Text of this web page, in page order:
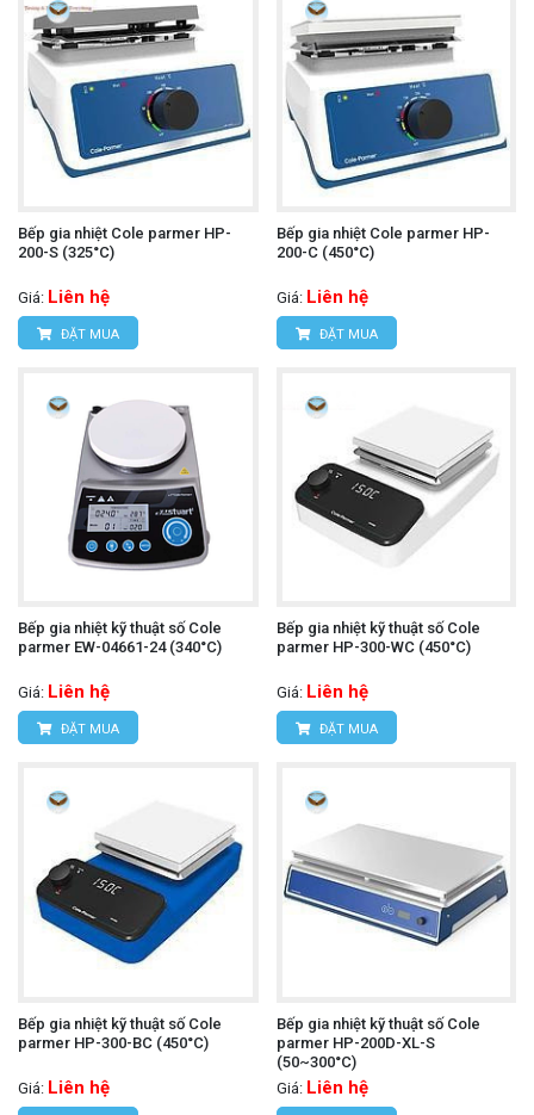
Bếp gia nhiệt Cole parmer HP-
200-S (325°C)
Giá: Liên hệ
ĐẶT MUA
Bếp gia nhiệt Cole parmer HP-
200-C (450°C)
Giá: Liên hệ
ĐẶT MUA
Bếp gia nhiệt kỹ thuật số Cole
parmer EW-04661-24 (340°C)
Giá: Liên hệ
ĐẶT MUA
Bếp gia nhiệt kỹ thuật số Cole
parmer HP-300-WC (450°C)
Giá: Liên hệ
ĐẶT MUA
Bếp gia nhiệt kỹ thuật số Cole
parmer HP-300-BC (450°C)
Giá: Liên hệ
Bếp gia nhiệt kỹ thuật số Cole
parmer HP-200D-XL-S
(50~300°C)
Giá: Liên hệ